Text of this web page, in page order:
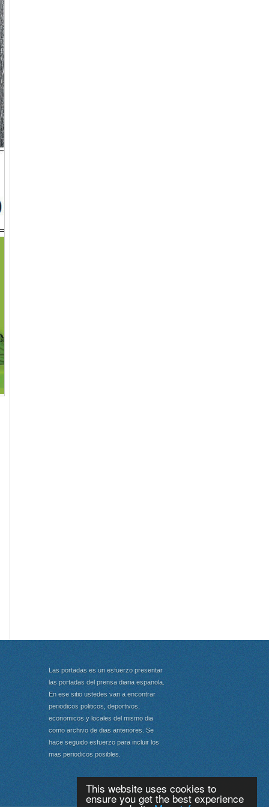
This website uses cookies to
ensure you get the best experience
Las portadas es un esfuerzo presentar
las portadas del prensa diaria espanola.
En ese sitio ustedes van a encontrar
periodicos politicos, deportivos,
economicos y locales del mismo dia
como archivo de dias anteriores. Se
hace seguido esfuerzo para incluir los
mas periodicos posibles.